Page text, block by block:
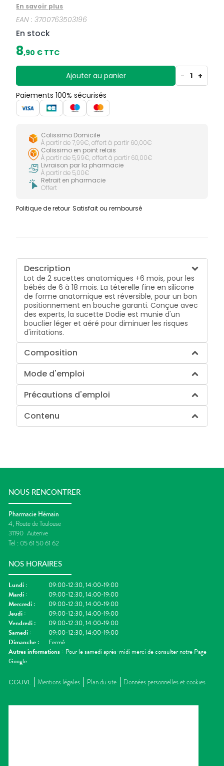
positionnement en bouche garanti. Conçue avec
des experts, la sucette Dodie est munie d'un bouclier
léger et aéré pour diminuer les risques d'irritations.
En savoir plus
EAN :3700763503196
En stock
8,90 € TTC
Ajouter au panier - 1 +
Paiements 100% sécurisés
Colissimo Domicile
À partir de 7,99€, offert à partir 60,00€
Colissimo en point relais
À partir de 5,99€, offert à partir 60,00€
Livraison par la pharmacie
À partir de 5,00€
Retrait en pharmacie
Offert
Politique de retour Satisfait ou remboursé
Description
Lot de 2 sucettes anatomiques +6 mois, pour les
bébés de 6 à 18 mois. La téterelle fine en silicone
de forme anatomique est réversible, pour un bon
positionnement en bouche garanti. Conçue avec
des experts, la sucette Dodie est munie d'un
bouclier léger et aéré pour diminuer les risques
d'irritations.
Composition
Mode d'emploi
Précautions d'emploi
Contenu
NOUS RENCONTRER
Pharmacie Hémain
4, Route de Toulouse
31190 Auterive
Tel : 05 61 50 61 62
NOS HORAIRES
Lundi :
09:00-12:30, 14:00-19:00
Mardi :
09:00-12:30, 14:00-19:00
Mercredi :
09:00-12:30, 14:00-19:00
Jeudi :
09:00-12:30, 14:00-19:00
Vendredi :
09:00-12:30, 14:00-19:00
Samedi :
09:00-12:30, 14:00-19:00
Dimanche :
Fermé
Autres informations : Pour le samedi après-midi merci de consulter notre Page
Google
CGUVL Mentions légales Plan du site Données personnelles et cookies